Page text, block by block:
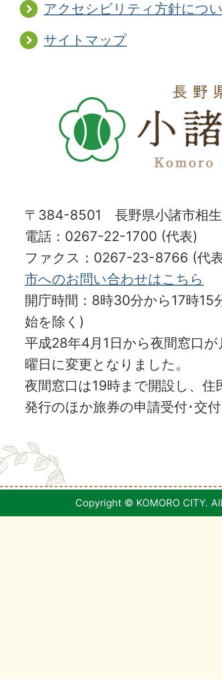
アクセシビリティ方針につ
サイトマップ
〒384-8501 長野県小諸市相
電話：0267-22-1700 (代表)
ファクス：0267-23-8766 (
市へのお問い合わせはこちら
開庁時間：8時30分から17時15
始を除く)
平成28年4月1日から夜間窓口
曜日に変更となりました。
夜間窓口は19時まで開設し、住
発行のほか旅券の申請受付･交
Copyright © KOMORO CITY.